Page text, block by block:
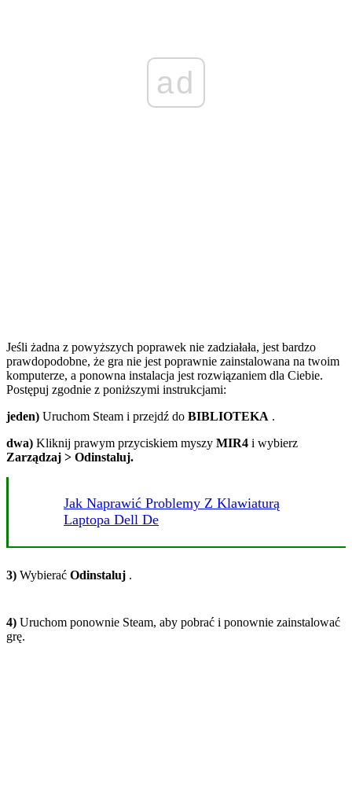
ad
Jeśli żadna z powyższych poprawek nie zadziałała, jest bardzo
prawdopodobne, że gra nie jest poprawnie zainstalowana na twoim
komputerze, a ponowna instalacja jest rozwiązaniem dla Ciebie.
Postępuj zgodnie z poniższymi instrukcjami:
jeden) Uruchom Steam i przejdź do BIBLIOTEKA .
dwa) Kliknij prawym przyciskiem myszy MIR4 i wybierz
Zarządzaj > Odinstaluj.
Jak Naprawić Problemy Z Klawiaturą
Laptopa Dell De
3) Wybierać Odinstaluj .
4) Uruchom ponownie Steam, aby pobrać i ponownie zainstalować
grę.